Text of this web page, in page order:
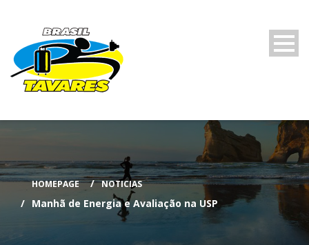
HOMEPAGE NOTICIAS
Manhã de Energia e Avaliação na USP